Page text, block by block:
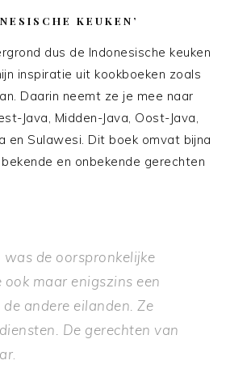
KEUKEN’
dus de Indonesische keuken
inspiratie uit kookboeken zoals
Daarin neemt ze je mee naar
Java, Midden-Java, Oost-Java,
en Sulawesi. Dit boek omvat bijna
en onbekende gerechten
de oorspronkelijke
maar enigszins een
andere eilanden. Ze
De gerechten van